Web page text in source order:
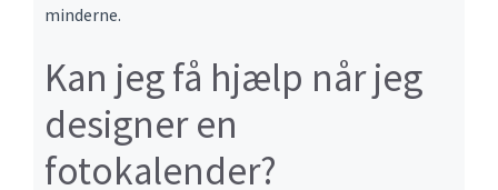
minderne.
Kan jeg få hjælp når jeg
designer en
fotokalender?